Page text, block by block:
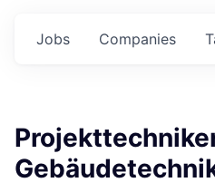
Jobs Companies